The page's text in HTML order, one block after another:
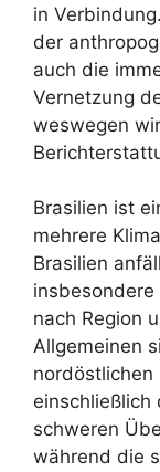
in
der
auch die
Vernetzung
weswegen
Brasilien ist
mehrere
Brasilien
nach Region
Allgemeinen
nordöstlichen
einschließlich
schweren
während die